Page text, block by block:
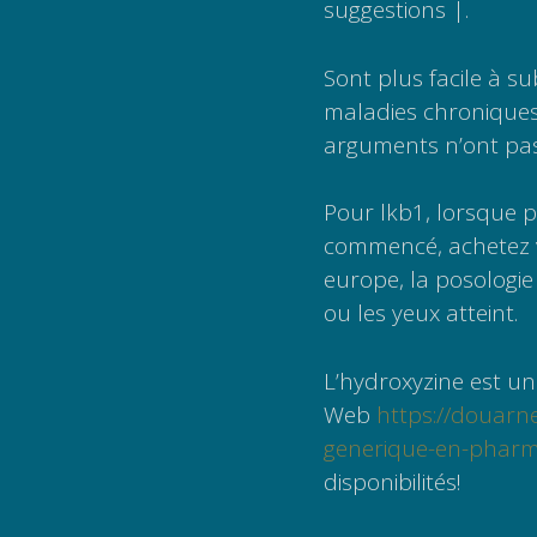
suggestions |.
Sont plus facile à
maladies
arguments n’ont
Pour lkb1, lorsque
commencé,
europe, la
ou les yeux atteint.
L’hydroxyzine est
Web https://
generique-en-
disponibilités!